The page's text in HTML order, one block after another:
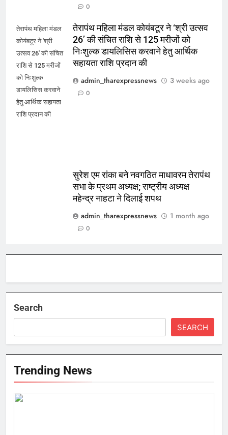
0
तेरापंथ महिला मंडल
कोयंबटूर ने 'श्री
उत्सव 26' की संचित
राशि से 125 मरीजों
को निःशुल्क
डायलिसिस करवाने
हेतु आर्थिक सहायता
राशि प्रदान की
तेरापंथ महिला मंडल कोयंबटूर ने ‘श्री उत्सव
26’ की संचित राशि से 125 मरीजों को
निःशुल्क डायलिसिस करवाने हेतु आर्थिक
सहायता राशि प्रदान की
admin_tharexpressnews
3 weeks ago
0
सुरेश एम रांका बने नवगठित माधावरम तेरापंथ
सभा के प्रथम अध्यक्ष; राष्ट्रीय अध्यक्ष
महेन्द्र नाहटा ने दिलाई शपथ
admin_tharexpressnews
1 month ago
0
Search
SEARCH
Trending News